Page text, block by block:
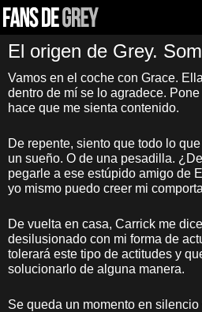
El origen de Grey.
Vamos en el coche con Grace.
dentro de mí se lo agradece.
hace que me sienta contenido.
De repente, siento que todo lo
un sueño. O de una pesadilla.
pegarle a ese estúpido amigo de
yo mismo puedo creer mi
De vuelta en casa, Carrick me
desilusionado con mi forma de
tolerará este tipo de actitudes y
solucionarlo de alguna manera.
Se queda un momento en